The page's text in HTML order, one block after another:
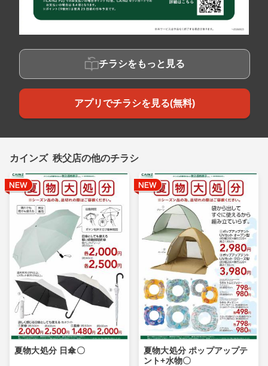
チラシをもっと見る
アプリでチラシを見る(無料)
カインズ 秩父店の他のチラシ
夏物大処分 日傘〇
夏物大処分 ポップアップテ
ント+水物〇